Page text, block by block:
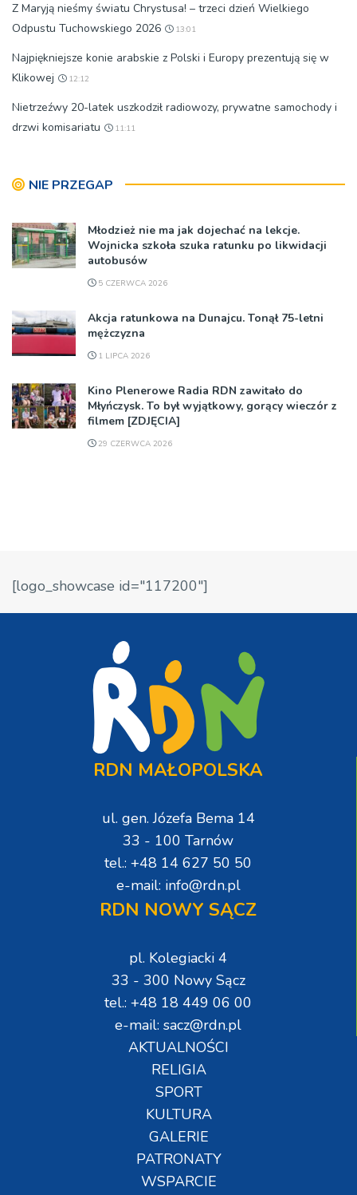
Z Maryją nieśmy światu Chrystusa! – trzeci dzień Wielkiego
Odpustu Tuchowskiego 2026
13:01
Najpiękniejsze konie arabskie z Polski i Europy prezentują się w
Klikowej
12:12
Nietrzeźwy 20-latek uszkodził radiowozy, prywatne samochody i
drzwi komisariatu
11:11
NIE PRZEGAP
Młodzież nie ma jak dojechać na lekcje.
Wojnicka szkoła szuka ratunku po likwidacji
autobusów
5 CZERWCA 2026
Akcja ratunkowa na Dunajcu. Tonął 75-letni
mężczyzna
1 LIPCA 2026
Kino Plenerowe Radia RDN zawitało do
Młyńczysk. To był wyjątkowy, gorący wieczór z
filmem [ZDJĘCIA]
29 CZERWCA 2026
[logo_showcase id="117200"]
RDN MAŁOPOLSKA
ul. gen. Józefa Bema 14
33 - 100 Tarnów
tel.: +48 14 627 50 50
e-mail: info@rdn.pl
RDN NOWY SĄCZ
pl. Kolegiacki 4
33 - 300 Nowy Sącz
tel.: +48 18 449 06 00
e-mail: sacz@rdn.pl
AKTUALNOŚCI
RELIGIA
SPORT
KULTURA
GALERIE
PATRONATY
WSPARCIE